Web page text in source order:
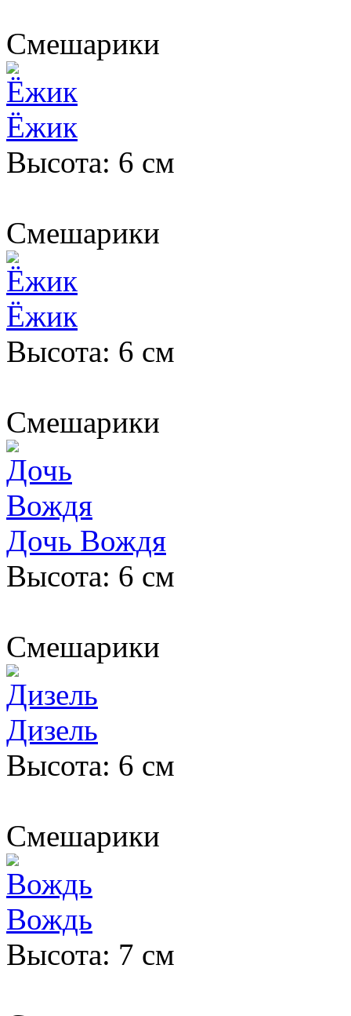
Смешарики
Ёжик
Высота: 6 см
Смешарики
Ёжик
Высота: 6 см
Смешарики
Дочь Вождя
Высота: 6 см
Смешарики
Дизель
Высота: 6 см
Смешарики
Вождь
Высота: 7 см